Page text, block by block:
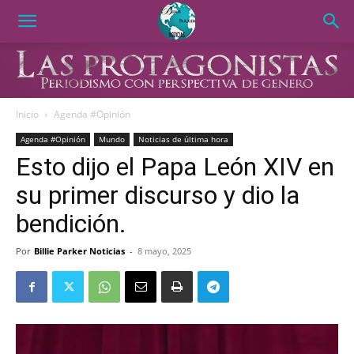
Inicio Agenda #Opinión
Agenda #Opinión Mundo Noticias de última hora
Esto dijo el Papa León XIV en
su primer discurso y dio la
bendición.
Por Billie Parker Noticias - 8 mayo, 2025